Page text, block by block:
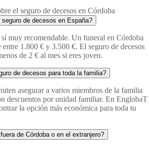
el seguro de decesos en Córdoba
de decesos en España?
muy recomendable. Un funeral en Córdoba
entre 1.800 € y 3.500 €. El seguro de decesos
de 2 € al mes si eres joven.
de decesos para toda la familia?
asegurar a varios miembros de la familia
descuentos por unidad familiar. En EnglobaT
la opción más económica para toda tu
de Córdoba o en el extranjero?